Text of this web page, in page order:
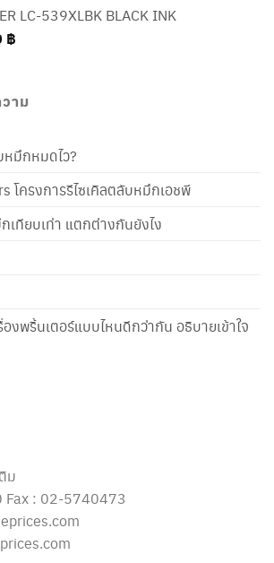
was:
is:
LC-539XLBK BLACK INK
฿
าม
มึกหมดไว?
โครงการรีไซเคิลตลับหมึกเอชพี
ทียบเท่า แตกต่างกันยังไง
งพริ้นเตอร์แบบไหนดีกว่ากัน อธิบายเข้าใจ
ม
: 02-5740473